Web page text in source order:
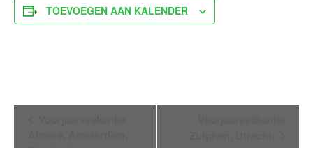
TOEVOEGEN AAN KALENDER